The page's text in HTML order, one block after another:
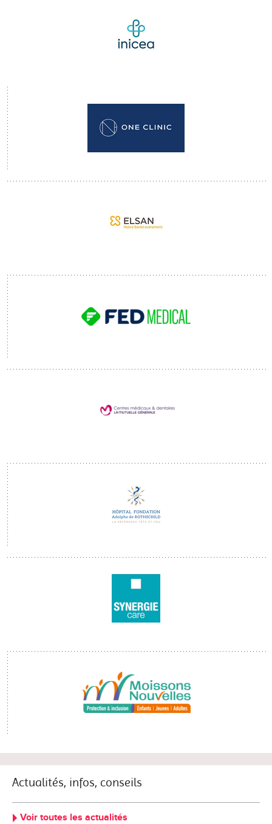
Actualités, infos, conseils
Voir toutes les actualités